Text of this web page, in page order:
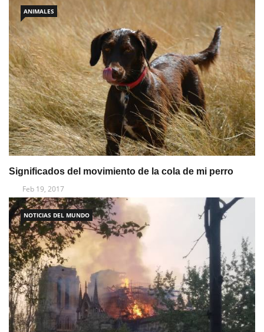
ANIMALES
Significados del movimiento de la cola de mi perro
Feb 19, 2017
NOTICIAS DEL MUNDO